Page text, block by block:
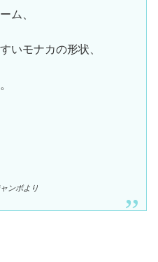
ム、
いモナカの形状、
ンボより